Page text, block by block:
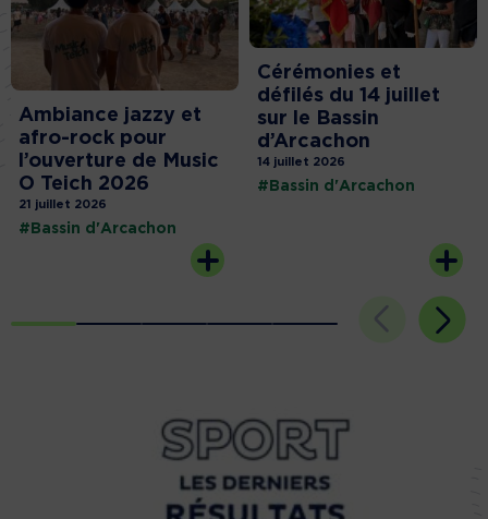
Ambiance jazzy et
afro-rock pour
l’ouverture de Music
O Teich 2026
21 juillet 2026
#Bassin d'Arcachon
Cérémonies et
défilés du 14 juillet
sur le Bassin
d’Arcachon
14 juillet 2026
#Bassin d'Arcachon